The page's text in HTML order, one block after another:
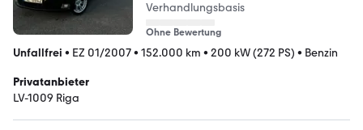
Verhandlungsbasis
Ohne Bewertung
Unfallfrei • EZ 01/2007• 152.000 km • 200 kW (272 PS) • Benzin
Privatanbieter
LV-1009 Riga